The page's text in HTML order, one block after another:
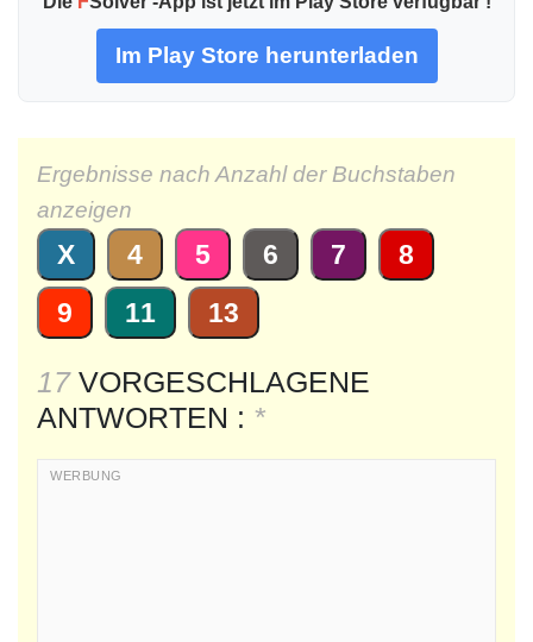
Im Play Store herunterladen
Ergebnisse nach Anzahl der Buchstaben
anzeigen
X 4 5 6 7
8
9
11 13
17VORGESCHLAGENE
ANTWORTEN : *